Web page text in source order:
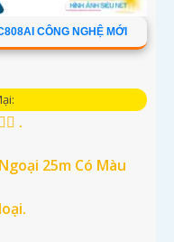
CÔNG NGHỆ MỚI
.
25m Có Màu